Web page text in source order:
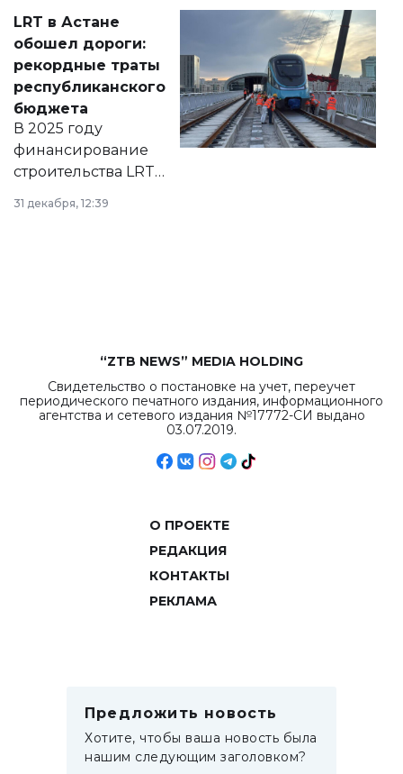
документ
появился в базе
нормативных
правовых актов и
на сайте маслихат
города.
LRT в Астане
обошел дороги:
рекордные траты
республиканского
бюджета
В 2025 году
финансирование
строительства LRT
в Астане из
республиканского
31 декабря, 12:39
“ZTB NEWS” MEDIA HOLDING
Свидетельство о постановке на учет, переучет
периодического печатного издания, информационного
агентства и сетевого издания №17772-СИ выдано
03.07.2019.
О ПРОЕКТЕ
РЕДАКЦИЯ
КОНТАКТЫ
РЕКЛАМА
Предложить новость
Хотите, чтобы ваша новость была
нашим следующим заголовком?